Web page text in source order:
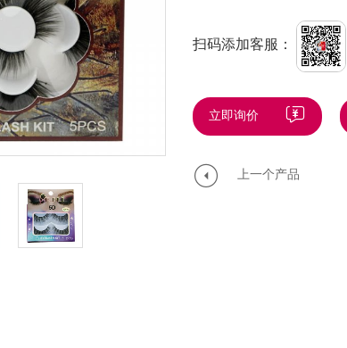
扫码添加客服：
立即询价
上一个产品